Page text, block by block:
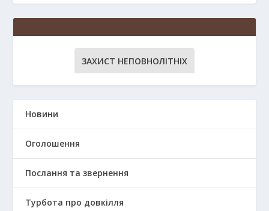
ЗАХИСТ НЕПОВНОЛІТНІХ
Новини
Оголошення
Послання та звернення
Турбота про довкілля